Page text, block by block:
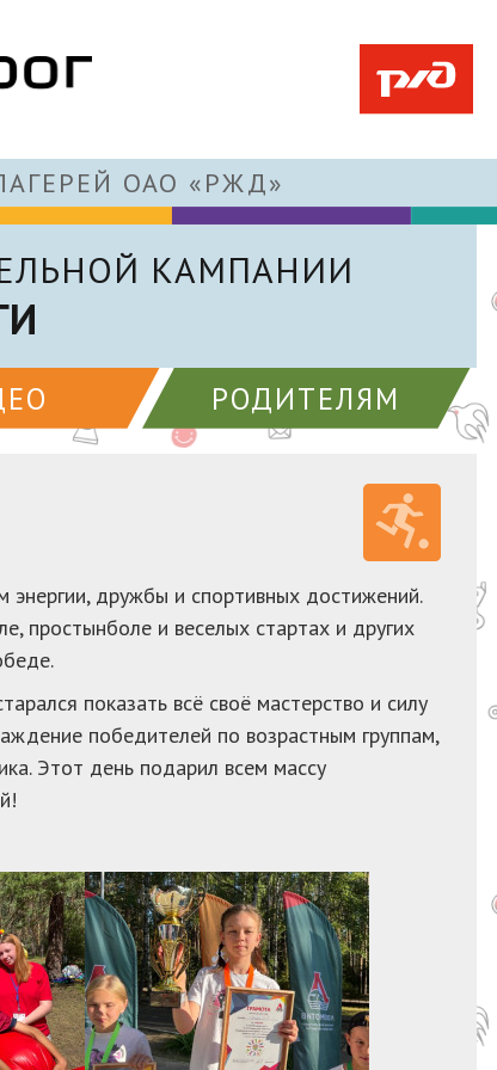
ОАО «РЖД»
КАМПАНИИ
РОДИТЕЛЯМ
дружбы и спортивных достижений.
простынболе и веселых стартах и других
показать всё своё мастерство и силу
победителей по возрастным группам,
Этот день подарил всем массу